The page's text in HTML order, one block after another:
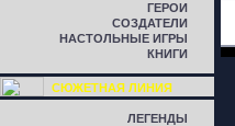
ГЕРОИ
СОЗДАТЕЛИ
НАСТОЛЬНЫЕ ИГРЫ
КНИГИ
СЮЖЕТНАЯ ЛИНИЯ
ЛЕГЕНДЫ